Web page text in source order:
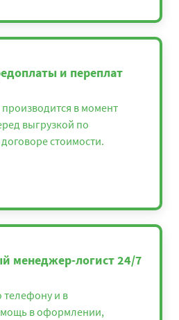
и переплат
в момент
выгрузкой по
стоимости.
менеджер-логист 24/7
телефону и в
в оформлении,